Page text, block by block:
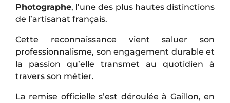
Photographe, l’une des plus hautes distinctions
de l’artisanat français.
Cette reconnaissance vient saluer son
professionnalisme, son engagement durable et
la passion qu’elle transmet au quotidien à
travers son métier.
La remise officielle s’est déroulée à Gaillon, en